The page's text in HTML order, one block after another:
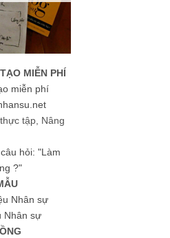
MIỄN PHÍ
miễn phí
tập, Nâng
hỏi: "Làm
?"
Nhân sự
Nhân sự